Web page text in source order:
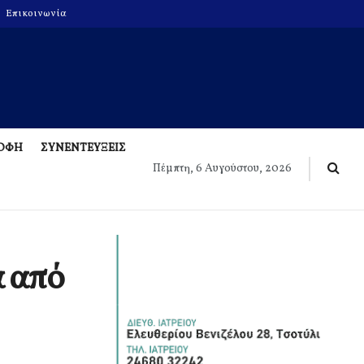
Επικοινωνία
ΣΥΝΕΝΤΕΥΞΕΙΣ
Πέμπτη, 6 Αυγούστου, 2026
από